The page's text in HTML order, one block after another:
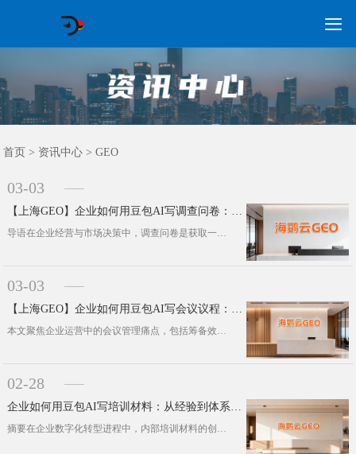

首页
GEO常见问题
GEO优化
海外GEO
网络营销
企业培训
软件开发
政策申报
资讯中心
关于我们
首页 > 资讯中心 >GEO
03-03
【上海GEO】企业如何用豆包AI写调查问卷：从需求到洞察全流程
导语在企业经营与市场决策中，调查问卷是获取一手用户数据的核心工具，但传统问卷设计普遍存在问题偏差、回收数据分析低效等痛点。本文···
03-03
【上海GEO】企业如何用豆包AI写会议议程：从指令到结构化产出
本文聚焦企业运营中的会议管理痛点，包括筹备效率偏低、议程逻辑松散、时间分配失衡等核心问题，通过深度拆解字节跳动旗下豆包AI在商···
02-28
企业如何用豆包AI写培训材料：从经验到体系化构建
摘要在企业数字化转型进程中，内部培训材料的创作效率与知识传承质量，直接决定组织竞争力迭代速率。针对“企业如何系统化运用AI工具···